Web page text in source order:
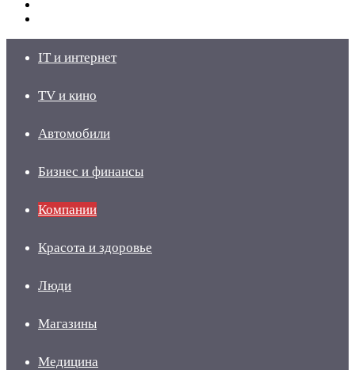
IT и интернет
TV и кино
Автомобили
Бизнес и финансы
Компании
Красота и здоровье
Люди
Магазины
Медицина